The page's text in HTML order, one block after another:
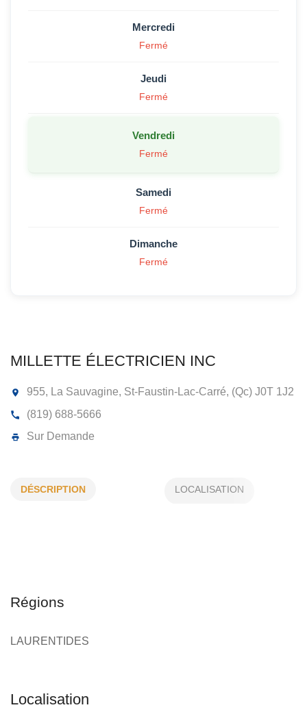
955, La Sauvagine, St-Faustin-Lac-Carré, (Qc)
DÉSCRIPTION
Régions
LAURENTIDES
Mercredi
Fermé
Jeudi
Fermé
Vendredi
Fermé
Samedi
Fermé
Dimanche
Fermé